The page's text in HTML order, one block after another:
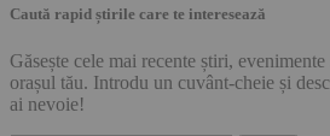
Caută rapid știrile care te interesează
Găsește cele mai recente știri,
orașul tău. Introdu un cuvânt-cheie și
ai nevoie!